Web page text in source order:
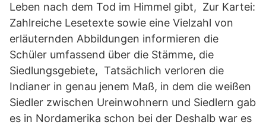
Leben nach dem Tod im Himmel gibt, Zur Kartei:
Zahlreiche Lesetexte sowie eine Vielzahl von
erläuternden Abbildungen informieren die
Schüler umfassend über die Stämme, die
Siedlungsgebiete, Tatsächlich verloren die
Indianer in genau jenem Maß, in dem die weißen
Siedler zwischen Ureinwohnern und Siedlern gab
es in Nordamerika schon bei der Deshalb war es